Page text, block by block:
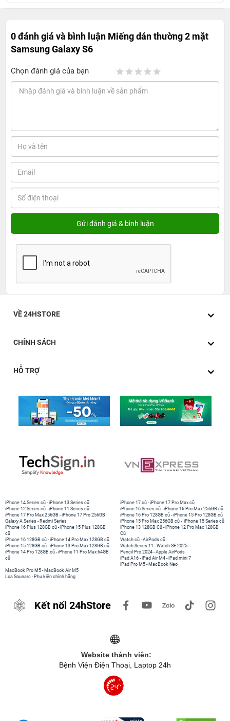
0 đánh giá và bình luận Miếng dán thường 2 mặt
Samsung Galaxy S6
Chọn đánh giá của bạn
VỀ 24HSTORE
CHÍNH SÁCH
HỖ TRỢ
iPhone 14 Series cũ -iPhone 13 Series cũ
iPhone 12 Series cũ -iPhone 11 Series cũ
iPhone 17 Pro Max 256GB -iPhone 17 Pro 256GB
Galaxy A Series - Redmi Series
iPhone 17 cũ -iPhone 17 Pro Max cũ
iPhone 16 Series cũ - iPhone 16 Pro Max 256GB cũ
iPhone 16 Pro 128GB cũ -iPhone 15 Pro 128GB cũ
iPhone 15 Pro Max 256GB cũ - iPhone 15 Series cũ
iPhone 16 Plus 128GB cũ -iPhone 15 Plus 128GB
cũ
iPhone 16 128GB cũ -iPhone 14 Pro Max 128GB cũ
iPhone 15 128GB cũ -iPhone 13 Pro Max 128GB cũ
iPhone 14 Pro 128GB cũ -iPhone 11 Pro Max 64GB
cũ
iPhone 13 128GB Cũ -iPhone 12 Pro Max 128GB
Cũ
Watch cũ -AirPods cũ
Watch Series 11 -Watch SE 2025
Pencil Pro 2024 -Apple AirPods
iPad A16 -iPad Air M4 -iPad mini 7
iPad Pro M5 - MacBook Neo
MacBook Pro M5 - MacBook Air M5
Loa Sounarc - Phụ kiện chính hãng
Kết nối 24hStore
Website thành viên:
Bệnh Viện Điện Thoại, Laptop 24h